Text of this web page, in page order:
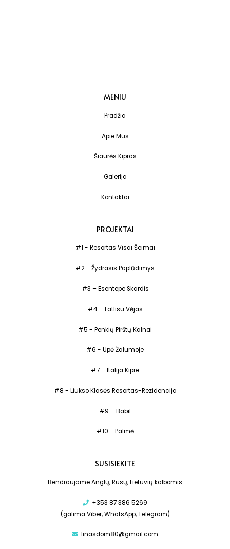
MENIU
Pradžia
Apie Mus
Šiaurės Kipras
Galerija
Kontaktai
PROJEKTAI
#1 - Resortas Visai Šeimai
#2 - Žydrasis Paplūdimys
#3 – Esentepe Skardis
#4 - Tatlisu Vėjas
#5 - Penkių Pirštų Kalnai
#6 - Upė Žalumoje
#7 – Italija Kipre
#8 - Liukso Klasės Resortas-Rezidencija
#9 – Babil
#10 - Palmė
SUSISIEKITE
Bendraujame Anglų, Rusų, Lietuvių kalbomis
+353 87 386 5269
(galima Viber, WhatsApp, Telegram)
linasdom80@gmail.com